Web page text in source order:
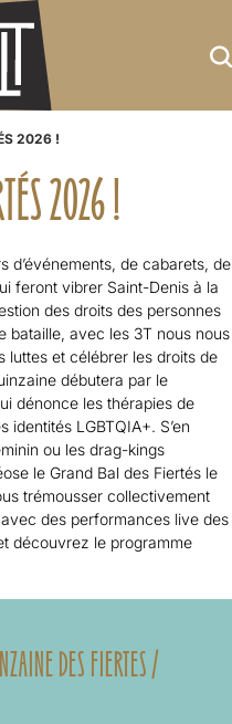
2026 !
2026 !
d’événements, de cabarets, de
feront vibrer Saint-Denis à la
des droits des personnes
bataille, avec les 3T nous nous
luttes et célébrer les droits de
débutera par le
dénonce les thérapies de
LGBTQIA+. S’en
ou les drag-kings
le Grand Bal des Fiertés le
trémousser collectivement
des performances live des
découvrez le programme
DES FIERTES /